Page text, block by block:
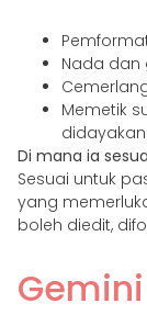
Nada dan
Memetik
didayakan
Di mana ia
Sesuai untuk
yang
boleh diedit,